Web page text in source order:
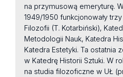
na przymusową emeryturę.
1949/1950 funkcjonowały
Filozofii (T. Kotarbiński),
Metodologii Nauk, Katedra
Katedra Estetyki. Ta ostatnia
w Katedrę Historii Sztuki. W
na studia filozoficzne w UŁ